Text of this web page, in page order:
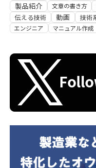
製品紹介 文章の書き方
伝える技術 動画 技術
エンジニア
マニュアル作成